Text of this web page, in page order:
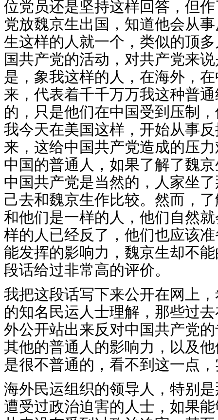
位党员还是坚持这样回答，但
党放魏京生出国，知道他会从
生这样的人就一个，类似的顶
国共产党的活动，对共产党来
是，象我这样的人，在海外，
来，代表着千千万万我这种普
的，只是他们在中国受到压制
我今天在美国这样，开始从事
来，这给中国共产党造成的压
中国的普通人，如果了解了魏
中国共产党是当然的，人家坐
己去和魏京生作比较。然而，
和他们是一样的人，他们自然
样的人已经反了，他们也应该
能发挥的影响力，魏京生却不
段话给过非常高的评价。
我把这段话写下来公开在网上
的知名民运人士理解，那些过
外公开站出来反对中国共产党
其他的普通人的影响力，以及
是很不普通的，看不到这一点
海外民运组织的领导人，特别
遭受过政治迫害的人士，如果